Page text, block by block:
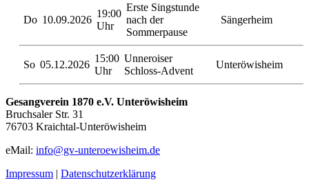
Do 10.09.2026
19:00
Uhr
Erste Singstunde
nach der
Sommerpause
Sängerheim
So 05.12.2026
15:00
Uhr
Unneroiser
Schloss-Advent
Unteröwisheim
Gesangverein 1870 e.V. Unteröwisheim
Bruchsaler Str. 31
76703 Kraichtal-Unteröwisheim
eMail: info@gv-unteroewisheim.de
Impressum | Datenschutzerklärung